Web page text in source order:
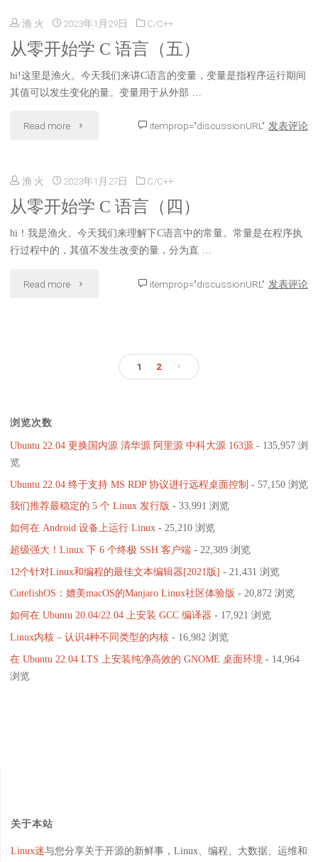
开
始
学
渔 火 2023年1月29日 C/C++
从零开始学 C 语言（五）
hi!这里是渔火。今天我们来讲C语言的变量，变量是指程序运行期间
其值可以发生变化的量。变量用于从外部 …
Read more "从
开
始
学
itemprop="discussionURL" 发表评论
渔 火 2023年1月27日 C/C++
从零开始学 C 语言（四）
hi！我是渔火。今天我们来理解下C语言中的常量。常量是在程序执
行过程中的，其值不发生改变的量，分为直 …
Read more "从
语
言
（四）"
itemprop="discussionURL" 发表评论
页
1 2
浏览次数
Ubuntu 22.04 更换国内源 清华源 阿里源 中科大源 163源 - 135,957 浏
览
Ubuntu 22.04 终于支持 MS RDP 协议进行远程桌面控制 - 57,150 浏览
我们推荐最稳定的 5 个 Linux 发行版 - 33,991 浏览
如何在 Android 设备上运行 Linux- 25,210 浏览
超级强大！Linux 下 6 个终极 SSH 客户端- 22,389 浏览
12个针对Linux和编程的最佳文本编辑器[2021版] - 21,431 浏览
CutefishOS：媲美macOS的Manjaro Linux社区体验版 - 20,872 浏览
如何在 Ubuntu 20.04/22.04 上安装 GCC 编译器 - 17,921 浏览
Linux内核 – 认识4种不同类型的内核- 16,982 浏览
在 Ubuntu 22.04 LTS 上安装纯净高效的 GNOME 桌面环境 - 14,964
浏览
关于本站
Linux迷与您分享关于开源的新鲜事，Linux、编程、大数据、运维和